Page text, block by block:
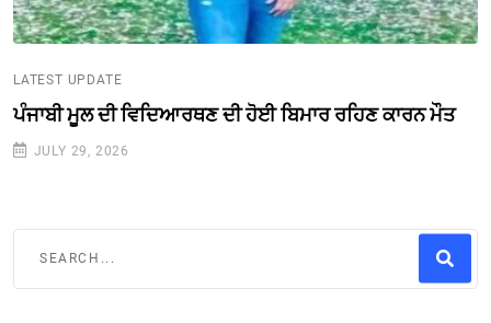
LATEST UPDATE
ਪੰਜਾਬੀ ਮੂਲ ਦੀ ਵਿਦਿਆਰਥਣ ਦੀ ਹੋਈ ਬਿਮਾਰ ਰਹਿਣ ਕਾਰਨ ਮੌਤ
JULY 29, 2026